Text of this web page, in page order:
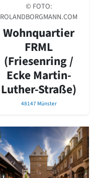
© FOTO:
ROLANDBORGMANN.COM
Wohnquartier
FRML
(Friesenring /
Ecke Martin-
Luther-Straße)
48147 Münster